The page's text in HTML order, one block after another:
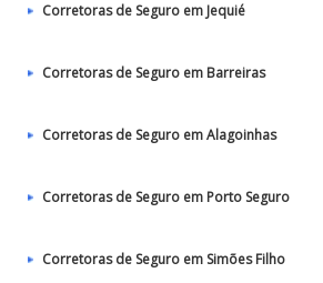
Corretoras de Seguro em Jequié
Corretoras de Seguro em Barreiras
Corretoras de Seguro em Alagoinhas
Corretoras de Seguro em Porto Seguro
Corretoras de Seguro em Simões Filho